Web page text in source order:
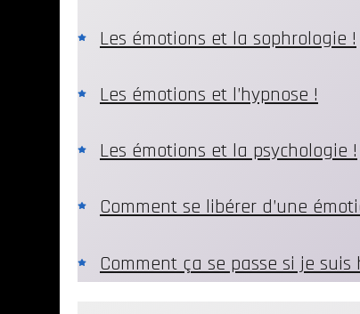
Les émotions et la sophrologie !
Les émotions et l’hypnose !
Les émotions et la psychologie !
Comment se libérer d’une
Comment ça se passe si je suis